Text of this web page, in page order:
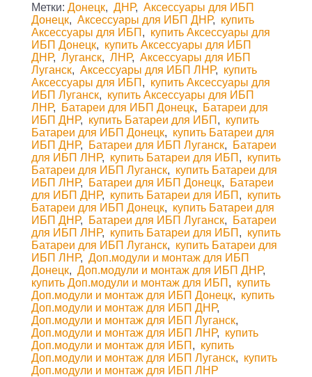
Метки: Донецк, ДНР, Аксессуары для ИБП
Донецк, Аксессуары для ИБП ДНР, купить
Аксессуары для ИБП , купить Аксессуары для
ИБП Донецк, купить Аксессуары для ИБП
ДНР, Луганск, ЛНР, Аксессуары для ИБП
Луганск, Аксессуары для ИБП ЛНР, купить
Аксессуары для ИБП , купить Аксессуары для
ИБП Луганск, купить Аксессуары для ИБП
ЛНР, Батареи для ИБП Донецк,
Батареи для
ИБП ДНР, купить Батареи для ИБП , купить
Батареи для ИБП Донецк, купить Батареи для
ИБП ДНР, Батареи для ИБП Луганск,
Батареи
для ИБП ЛНР, купить Батареи для ИБП , купить
Батареи для ИБП Луганск, купить Батареи для
ИБП ЛНР, Батареи для ИБП Донецк,
Батареи
для ИБП ДНР, купить Батареи для ИБП , купить
Батареи для ИБП Донецк, купить Батареи для
ИБП ДНР, Батареи для ИБП Луганск,
Батареи
для ИБП ЛНР, купить Батареи для ИБП , купить
Батареи для ИБП Луганск, купить Батареи для
ИБП ЛНР, Доп.модули и монтаж для ИБП
Донецк, Доп.модули и монтаж для ИБП ДНР,
купить Доп.модули и монтаж для ИБП , купить
Доп.модули и монтаж для ИБП Донецк, купить
Доп.модули и монтаж для ИБП ДНР,
Доп.модули и монтаж для ИБП Луганск,
Доп.модули и монтаж для ИБП ЛНР, купить
Доп.модули и монтаж для ИБП , купить
Доп.модули и монтаж для ИБП Луганск, купить
Доп.модули и монтаж для ИБП ЛНР